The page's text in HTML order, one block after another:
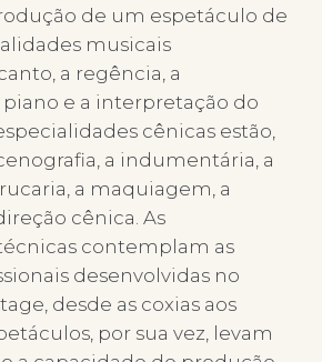
de um espetáculo de
musicais
a regência, a
e a interpretação do
cênicas estão,
a indumentária, a
a maquiagem, a
cênica. As
contemplam as
desenvolvidas no
desde as coxias aos
por sua vez, levam